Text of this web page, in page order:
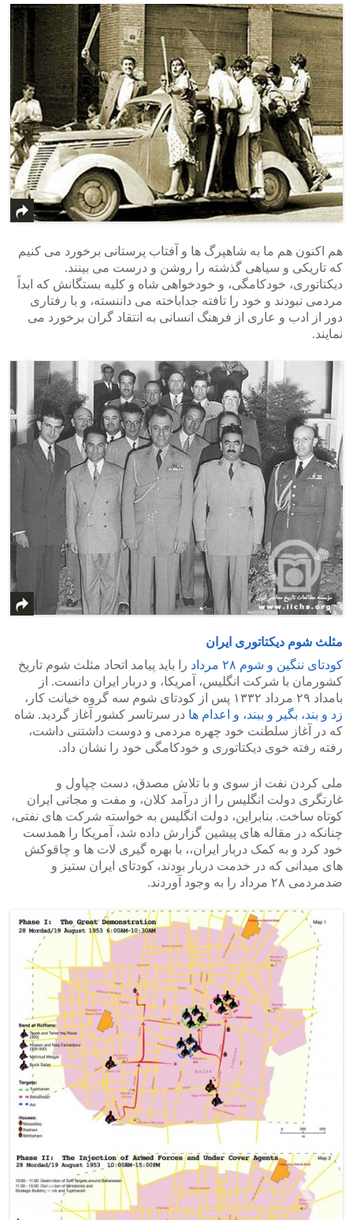
هم اکنون هم ما به شاهپرگ ها و آفتاب پرستانی برخورد می کنیم
که تاریکی و سیاهی گذشته را روشن و درست می بینند.
دیکتاتوری، خودکامگی، و خودخواهی شاه و کلیه بستگانش که ابداً
مردمی نبودند و خود را تافته جداباخته می داننسته، و با رفتاری
دور از ادب و عاری از فرهنگ انسانی به انتقاد گران برخورد می
نمایند.
مثلث شوم دیکتاتوری ایران
کودتای ننگین و شوم ۲۸ مرداد
را باید پیامد اتحاد مثلث شوم تاریخ
کشورمان با شرکت انگلیس، آمریکا، و دربار ایران دانست. از
بامداد ۲۹ مرداد ۱۳۳۲ پس از کودتای شوم سه گروه خیانت کار،
زد و بند، بگیر و ببند، و اعدام ها در سرتاسر کشور آغاز گردید. شاه
که در آغاز سلطنت خود چهره مردمی و دوست داشتنی داشت،
رفته رفته خوی دیکتاتوری و خودکامگی خود را نشان داد.
ملی کردن نفت از سوی و با تلاش مصدق، دست چپاول و
غارتگری دولت انگلیس را از درآمد کلان، و مفت و مجانی ایران
کوتاه ساخت. بنابراین، دولت انگلیس به خواسته شرکت های نفتی،
چنانکه در مقاله های پیشین گزارش داده شد، آمریکا را همدست
خود کرد و به کمک دربار ایران،، با بهره گیری لات ها و چاقوکش
های میدانی که در خدمت دربار بودند، کودتای ایران ستیز و
ضدمردمی ۲۸ مرداد را به وجود آوردند.